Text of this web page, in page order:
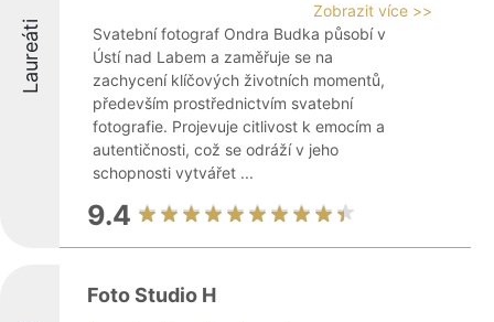
Laureáti
Zobrazit více >>
Svatební fotograf Ondra Budka působí v
Ústí nad Labem a zaměřuje se na
zachycení klíčových životních momentů,
především prostřednictvím svatební
fotografie. Projevuje citlivost k emocím a
autentičnosti, což se odráží v jeho
schopnosti vytvářet ...
9.4
Foto Studio H